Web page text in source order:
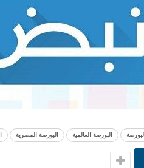
البورصة البورصة العالمية البورصة المصرية